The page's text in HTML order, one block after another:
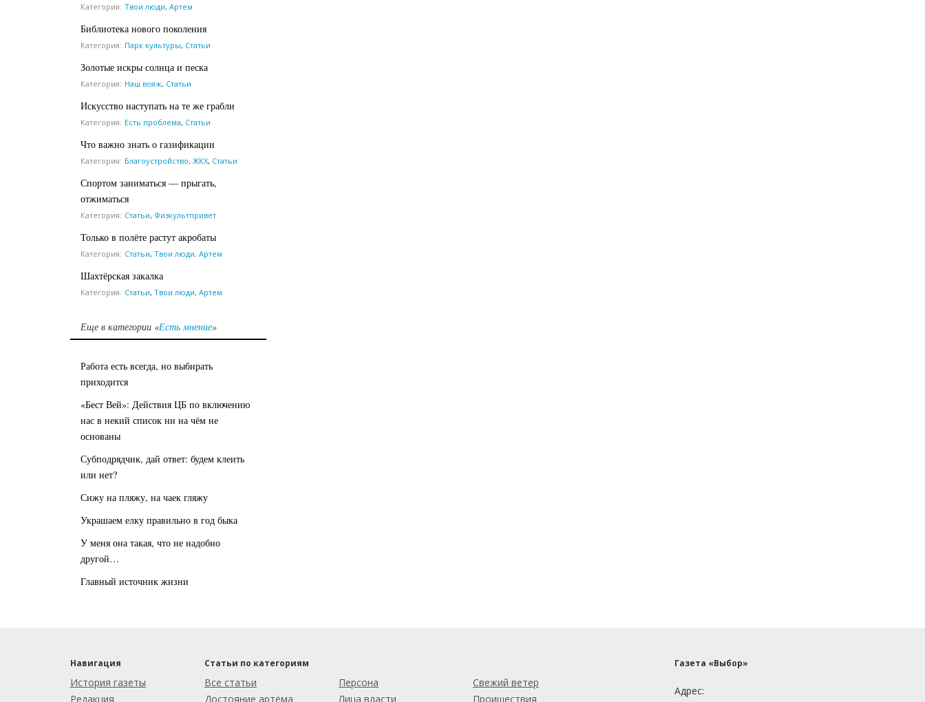
Категория: Твои люди, Артем
Библиотека нового поколения
Категория: Парк культуры, Статьи
Золотые искры солнца и песка
Категория: Наш вояж, Статьи
Искусство наступать на те же грабли
Категория: Есть проблема, Статьи
Что важно знать о газификации
Категория: Благоустройство, ЖКХ, Статьи
Спортом заниматься — прыгать,
отжиматься
Категория: Статьи, Физкультпривет
Только в полёте растут акробаты
Категория: Статьи, Твои люди, Артем
Шахтёрская закалка
Категория: Статьи, Твои люди, Артем
Еще в категории «Есть мнение»
Работа есть всегда, но выбирать
приходится
«Бест Вей»: Действия ЦБ по включению
нас в некий список ни на чём не
основаны
Субподрядчик, дай ответ: будем клеить
или нет?
Сижу на пляжу, на чаек гляжу
Украшаем елку правильно в год быка
У меня она такая, что не надобно
другой…
Главный источник жизни
Навигация
История газеты
Редакция
Статьи по категориям
Все статьи
Достояние артёма
Персона
Лица власти
Свежий ветер
Проишествия
Газета «Выбор»
Адрес: